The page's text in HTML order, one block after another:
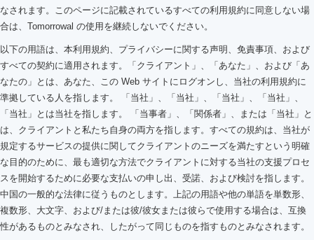
なされます。このページに記載されているすべての利用規約に同意しない場
合は、Tomorrowal の使用を継続しないでください。
以下の用語は、本利用規約、プライバシーに関する声明、免責事項、および
すべての契約に適用されます。「クライアント」、「あなた」、および「あ
なたの」とは、あなた、この Web サイトにログオンし、当社の利用規約に
準拠している人を指します。 「当社」、「当社」、「当社」、「当社」、
「当社」とは当社を指します。 「当事者」、「関係者」、または「当社」と
は、クライアントと私たち自身の両方を指します。すべての規約は、当社が
規定するサービスの提供に関してクライアントのニーズを満たすという明確
な目的のために、最も適切な方法でクライアントに対する当社の支援プロセ
スを開始するために必要な支払いの申し出、受諾、および検討を指します。
中国の一般的な法律に従うものとします。上記の用語や他の単語を単数形、
複数形、大文字、および/または彼/彼女または彼らで使用する場合は、互換
性があるものとみなされ、したがって同じものを指すものとみなされます。